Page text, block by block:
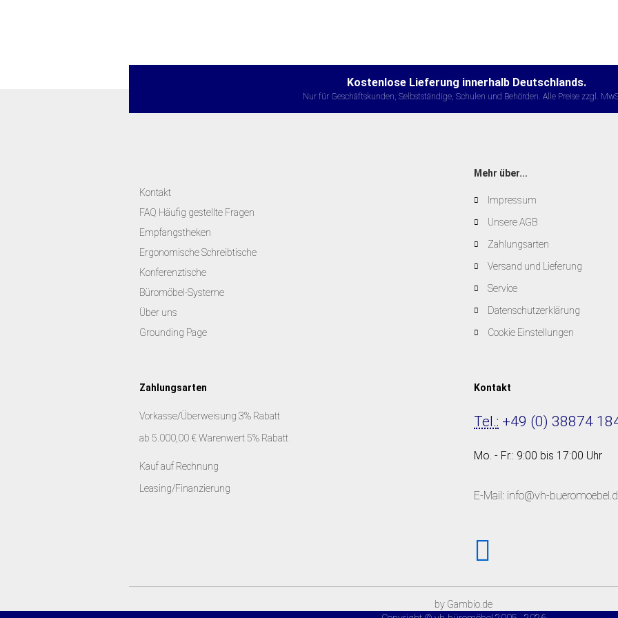
Kostenlose Lieferung innerhalb Deutschlands.
Nur für Geschäftskunden, Selbstständige, Schulen und Behörden. Alle Preise zzgl.
Kontakt
FAQ Häufig gestellte Fragen
Empfangstheken
Ergonomische Schreibtische
Konferenztische
Büromöbel-Systeme
Über uns
Grounding Page
Mehr über...
Impressum
Unsere AGB
Zahlungsarten
Versand und Lieferung
Service
Datenschutzerklärung
Cookie Einstellungen
Zahlungsarten
Vorkasse/Überweisung 3% Rabatt
ab 5.000,00 € Warenwert 5% Rabatt
Kauf auf Rechnung
Leasing/Finanzierung
Kontakt
Tel.: +49 (0) 38874
Mo. - Fr.: 9:00 bis 17:00 Uhr
E-Mail: info@vh-
by Gambio.de